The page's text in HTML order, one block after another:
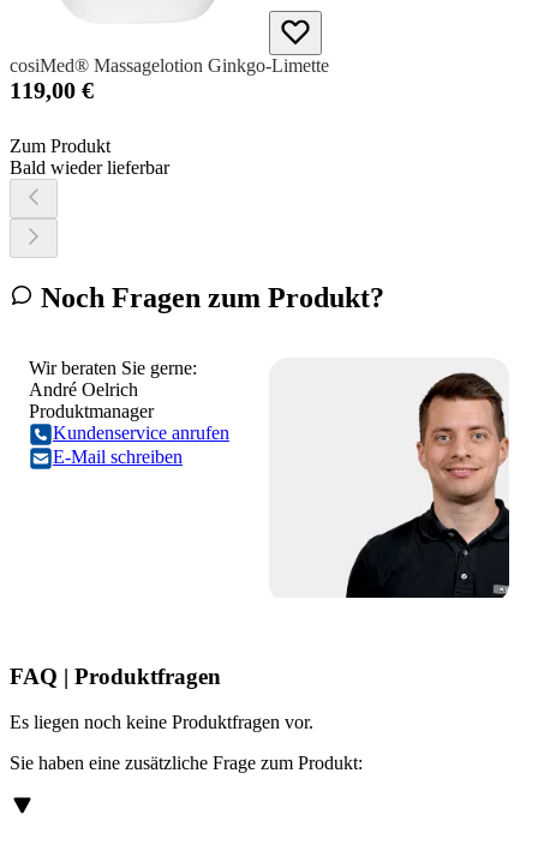
cosiMed® Massagelotion Ginkgo-Limette
119,00 €
Zum Produkt
Bald wieder lieferbar
Noch Fragen zum Produkt?
Wir beraten Sie gerne:
André Oelrich
Produktmanager
Kundenservice anrufen
E-Mail schreiben
FAQ | Produktfragen
Es liegen noch keine Produktfragen vor.
Sie haben eine zusätzliche Frage zum Produkt: